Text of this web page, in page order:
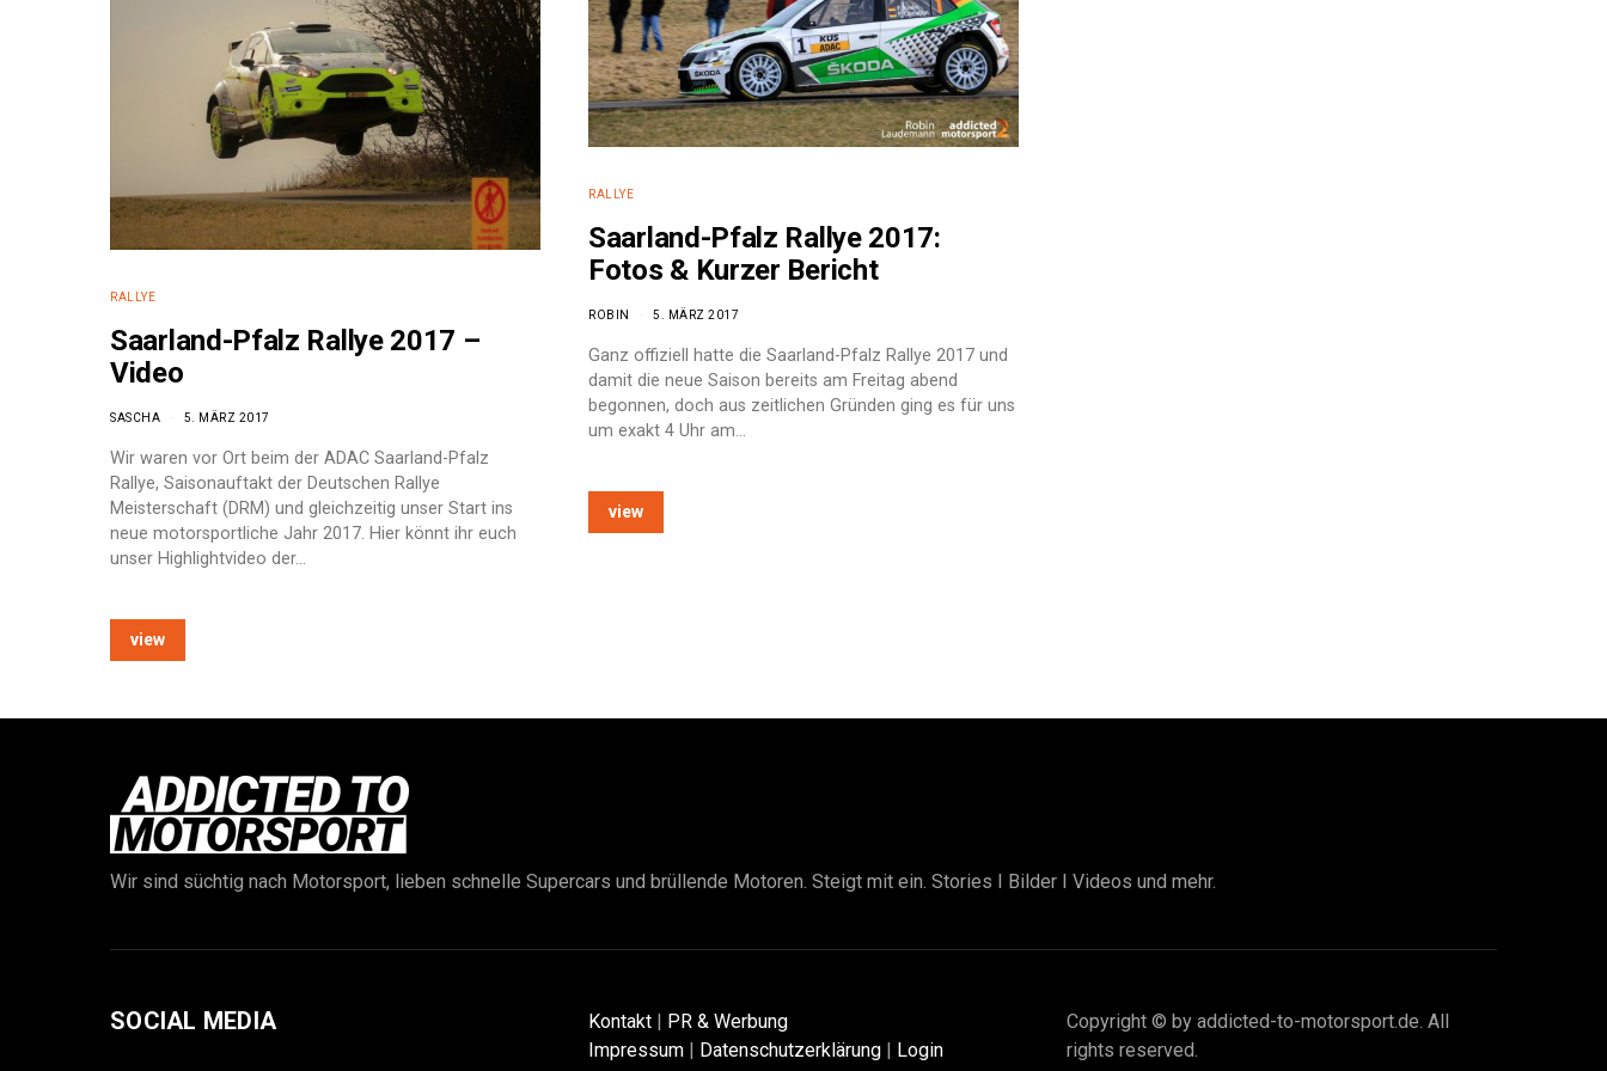
RALLYE
Saarland-Pfalz Rallye 2017 –
Video
SASCHA 5. MÄRZ 2017
Wir waren vor Ort beim der ADAC Saarland-Pfalz
Rallye, Saisonauftakt der Deutschen Rallye
Meisterschaft (DRM) und gleichzeitig unser Start ins
neue motorsportliche Jahr 2017. Hier könnt ihr euch
unser Highlightvideo der…
view
RALLYE
Saarland-Pfalz Rallye 2017:
Fotos & Kurzer Bericht
ROBIN 5. MÄRZ 2017
Ganz offiziell hatte die Saarland-Pfalz Rallye 2017 und
damit die neue Saison bereits am Freitag abend
begonnen, doch aus zeitlichen Gründen ging es für uns
um exakt 4 Uhr am…
view
Wir sind süchtig nach Motorsport, lieben schnelle Supercars und brüllende Motoren. Steigt mit ein. Stories I Bilder I Videos und mehr.
SOCIAL MEDIA Kontakt | PR & Werbung
Impressum | Datenschutzerklärung | Login
Copyright © by addicted-to-motorsport.de. All
rights reserved.